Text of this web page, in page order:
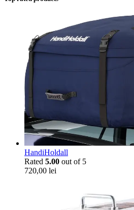
HandiHoldall
Rated 5.00 out of 5
720,00 lei